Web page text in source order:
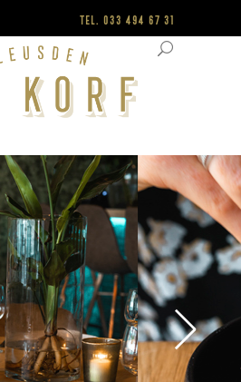
Tel. 033 494 67 31